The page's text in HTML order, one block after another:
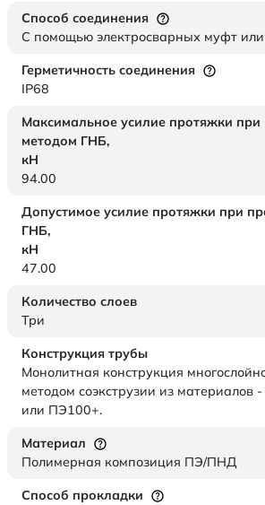
Способ соединения
С помощью электросварных муфт или
Герметичность соединения
IP68
Максимальное усилие протяжки при
методом ГНБ,
кН
94.00
Допустимое усилие протяжки при
ГНБ,
кН
47.00
Количество слоев
Три
Конструкция трубы
Монолитная конструкция
методом соэкструзии из
или ПЭ100+.
Материал
Полимерная композиция ПЭ/ПНД
Способ прокладки